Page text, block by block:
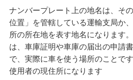
ナンバープレート上の地名は、そ
位置」を管轄している運輸支局か
所の所在地を表す地名になります
は、車庫証明や車庫の届出の申請
で、実際に車を使う場所のことで
使用者の現住所になります